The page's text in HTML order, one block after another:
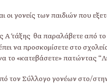
οι γονείς των παιδιών που
Α΄ τάξης θα παραλάβετε από
να προσκομίσετε στο
το «κατεβάσετε» πατώντας
τον Σύλλογο γονέων στο/